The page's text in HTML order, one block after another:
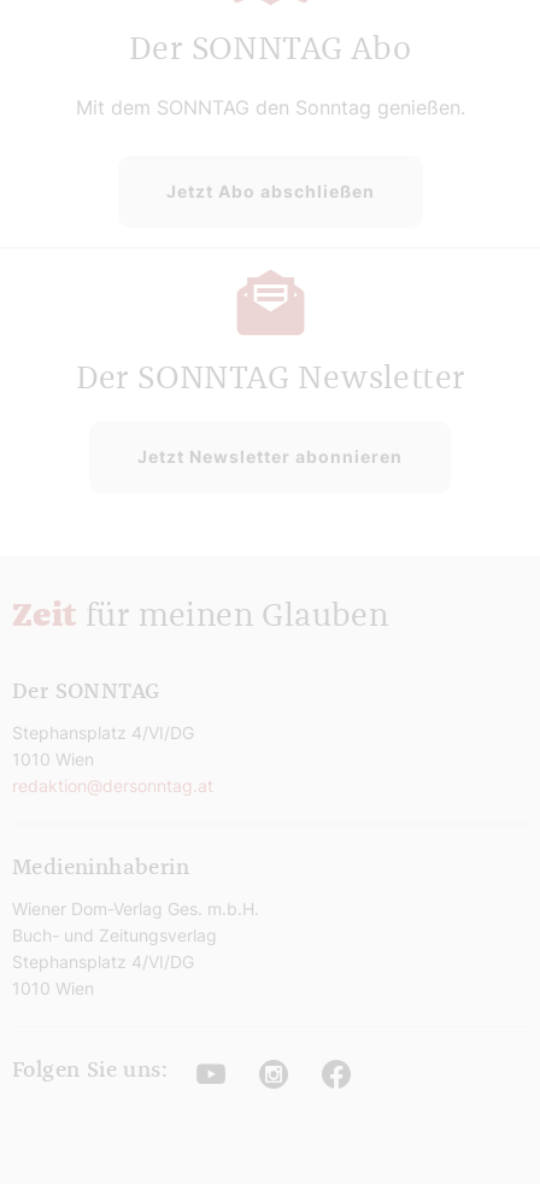
Der SONNTAG Abo
Mit dem SONNTAG den Sonntag genießen.
Jetzt Abo abschließen
Der SONNTAG Newsletter
Jetzt Newsletter abonnieren
Zeit für meinen Glauben
Der SONNTAG
Stephansplatz 4/VI/DG
1010 Wien
redaktion@dersonntag.at
Medieninhaberin
Wiener Dom-Verlag Ges. m.b.H.
Buch- und Zeitungsverlag
Stephansplatz 4/VI/DG
1010 Wien
Folgen Sie uns: YoutubeInstagramFacebook